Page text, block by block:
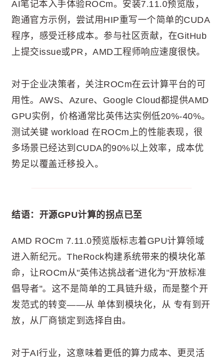
AI笔记本入手体验ROCm。安装7.11.0预览版，
跑通官方示例，尝试用HIP重写一个简单的CUDA
程序，感受迁移成本。参与社区贡献，在GitHub
上提交issue或PR，AMD工程师响应速度很快。
对于企业决策者，关注ROCm在云计算平台的可
用性。AWS、Azure、Google Cloud都提供AMD
GPU实例，价格通常比英伟达实例低20%-40%。
测试关键 workload 在ROCm上的性能表现，很
多场景已经达到CUDA的90%以上效率，成本优
势足以覆盖迁移投入。
结语：开源GPU计算的拐点已至
AMD ROCm 7.11.0预览版标志着GPU计算领域
进入新纪元。TheRock构建系统带来的模块化革
命，让ROCm从"英伟达挑战者"进化为"开放标准
倡导者"。这不是简单的工具链升级，而是整个开
发范式的转变——从 单体到模块化，从 专有到开
放，从厂商锁定到选择自由。
对于AI行业，这意味着更低的算力成本、更灵活